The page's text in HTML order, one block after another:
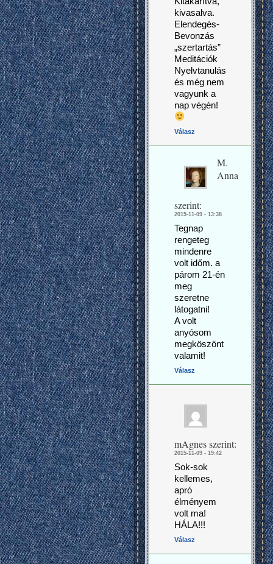
kivasalva.
Elendegés-
Bevonzás
„szertartás”
Meditációk
Nyelvtanulás
és még nem
vagyunk a
nap végén!
Válasz
M.
Anna
szerint:
2015-11-09 - 13:38
Tegnap
rengeteg
mindenre
volt időm. a
párom 21-én
meg
szeretne
látogatni!
A volt
anyósom
megköszönt
valamit!
Válasz
mAgnes szerint:
2015-11-09 - 19:42
Sok-sok
kellemes,
apró
élményem
volt ma!
HÁLA!!!
Válasz